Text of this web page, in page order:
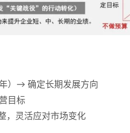
年）→ 确定长期发展方向
目标
，灵活应对市场变化